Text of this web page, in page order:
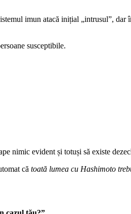
imun atacă inițial „intrusul”,
susceptibile.
nimic evident și totuși să existe
că toată lumea cu Hashimoto